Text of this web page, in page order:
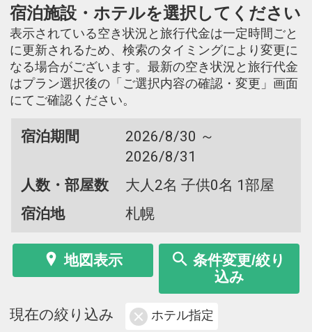
宿泊施設・ホテルを選択してください
表示されている空き状況と旅行代金は一定時間ごと
に更新されるため、検索のタイミングにより変更に
なる場合がございます。最新の空き状況と旅行代金
はプラン選択後の「ご選択内容の確認・変更」画面
にてご確認ください。
宿泊期間
2026/8/30 ～
2026/8/31
人数・部屋数
大人2名 子供0名 1部屋
宿泊地
札幌
地図表示
条件変更/絞り
込み
現在の絞り込み ホテル指定